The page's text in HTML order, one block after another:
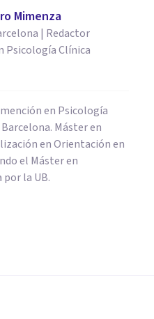
Mimenza
| Redactor
Psicología Clínica
en Psicología
Máster en
en Orientación en
el Máster en
la UB.